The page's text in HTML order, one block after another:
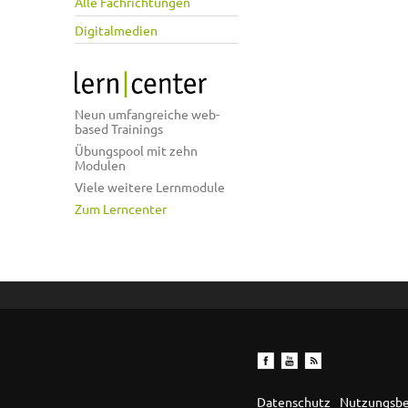
Digitalmedien
Neun umfangreiche web-
based Trainings
Übungspool mit zehn
Modulen
Viele weitere Lernmodule
Zum Lerncenter
Datenschutz